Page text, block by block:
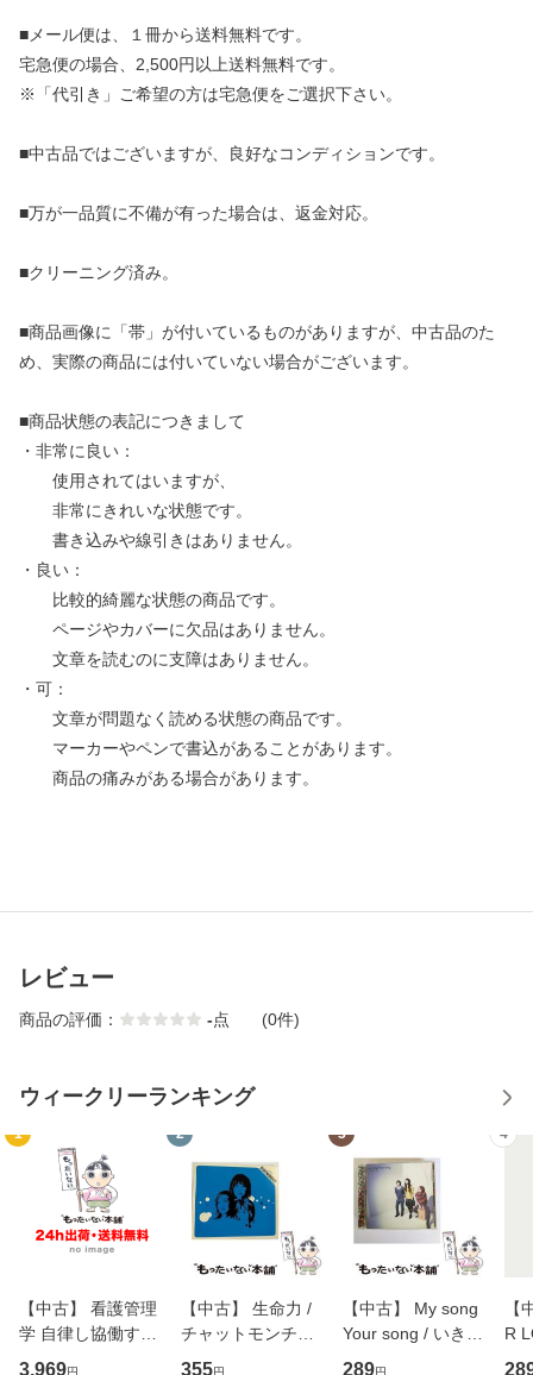
■メール便は、１冊から送料無料です。
宅急便の場合、2,500円以上送料無料です。
※「代引き」ご希望の方は宅急便をご選択下さい。
■中古品ではございますが、良好なコンディションです。
■万が一品質に不備が有った場合は、返金対応。
■クリーニング済み。
■商品画像に「帯」が付いているものがありますが、中古品のた
め、実際の商品には付いていない場合がございます。
■商品状態の表記につきまして
・非常に良い：
使用されてはいますが、
非常にきれいな状態です。
書き込みや線引きはありません。
・良い：
比較的綺麗な状態の商品です。
ページやカバーに欠品はありません。
文章を読むのに支障はありません。
・可：
文章が問題なく読める状態の商品です。
マーカーやペンで書込があることがあります。
商品の痛みがある場合があります。
レビュー
商品の評価： -点 (0件)
ウィークリーランキング
1
【中古】 看護管理
学 自律し協働する
専門職の看護マネ
3,969円
2
【中古】 生命力 /
チャットモンチー /
キューンレコード
355円
3
【中古】 My song
Your song / いきも
のがかり / [CD]
289円
4
【
R
産